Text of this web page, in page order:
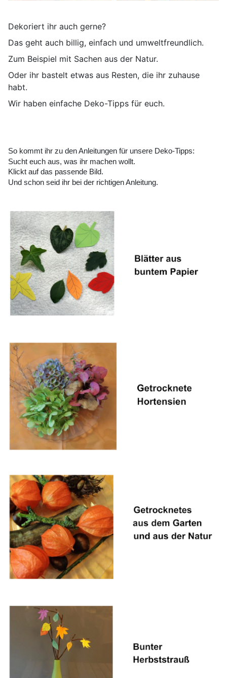
Dekoriert ihr auch gerne?
Das geht auch billig, einfach und umweltfreundlich.
Zum Beispiel mit Sachen aus der Natur.
Oder ihr bastelt etwas aus Resten, die ihr zuhause
habt.
Wir haben einfache Deko-Tipps für euch.
So kommt ihr zu den Anleitungen für unsere Deko-Tipps:
Sucht euch aus, was ihr machen wollt.
Klickt auf das passende Bild.
Und schon seid ihr bei der richtigen Anleitung.